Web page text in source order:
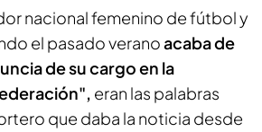
nacional femenino de fútbol y
el pasado veranoacaba de
de su cargo en la
eran las palabras
que daba la noticia desde